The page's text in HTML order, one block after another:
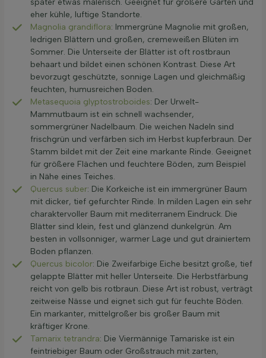
später etwas malerisch. Geeignet für größere Gärten und
eher kühle, luftige Standorte.
Magnolia grandiflora: Immergrüne Magnolie mit großen,
ledrigen Blättern und großen, cremeweißen Blüten im
Sommer. Die Unterseite der Blätter ist oft rostbraun
behaart und bildet einen schönen Kontrast. Diese Art
bevorzugt geschützte, sonnige Lagen und gleichmäßig
feuchten, humusreichen Boden.
Metasequoia glyptostroboides: Der Urwelt-
Mammutbaum ist ein schnell wachsender,
sommergrüner Nadelbaum. Die weichen Nadeln sind
frischgrün und verfärben sich im Herbst kupferbraun. Der
Stamm bildet mit der Zeit eine markante Rinde. Geeignet
für größere Flächen und feuchtere Böden, zum Beispiel
in Nähe eines Teiches.
Quercus suber: Die Korkeiche ist ein immergrüner Baum
mit dicker, tief gefurchter Rinde. In milden Lagen ein sehr
charaktervoller Baum mit mediterranem Eindruck. Die
Blätter sind klein, fest und glänzend dunkelgrün. Am
besten in vollsonniger, warmer Lage und gut drainiertem
Boden pflanzen.
Quercus bicolor: Die Zweifarbige Eiche besitzt große, tief
gelappte Blätter mit heller Unterseite. Die Herbstfärbung
reicht von gelb bis rotbraun. Diese Art ist robust, verträgt
zeitweise Nässe und eignet sich gut für feuchte Böden.
Ein markanter, mittelgroßer bis großer Baum mit
kräftiger Krone.
Tamarix tetrandra: Die Viermännige Tamariske ist ein
feintriebiger Baum oder Großstrauch mit zarten,